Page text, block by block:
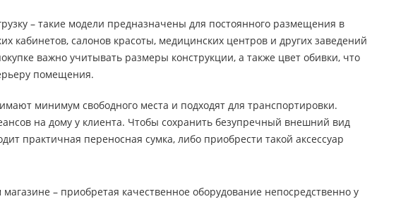
– такие модели предназначены для постоянного размещения в
кабинетов, салонов красоты, медицинских центров и других заведений
важно учитывать размеры конструкции, а также цвет обивки, что
помещения.
минимум свободного места и подходят для транспортировки.
на дому у клиента. Чтобы сохранить безупречный внешний вид
практичная переносная сумка, либо приобрести такой аксессуар
– приобретая качественное оборудование непосредственно у